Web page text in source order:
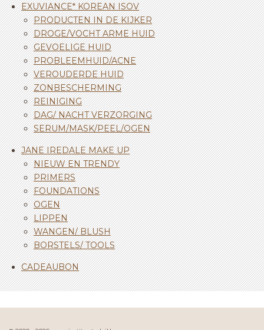
EXUVIANCE* KOREAN ISOV
PRODUCTEN IN DE KIJKER
DROGE/VOCHT ARME HUID
GEVOELIGE HUID
PROBLEEMHUID/ACNE
VEROUDERDE HUID
ZONBESCHERMING
REINIGING
DAG/ NACHT VERZORGING
SERUM/MASK/PEEL/OGEN
JANE IREDALE MAKE UP
NIEUW EN TRENDY
PRIMERS
FOUNDATIONS
OGEN
LIPPEN
WANGEN/ BLUSH
BORSTELS/ TOOLS
CADEAUBON